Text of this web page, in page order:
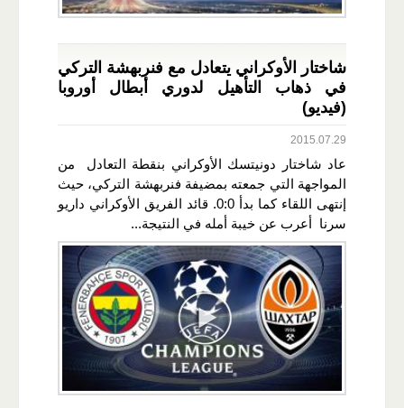
شاختار الأوكراني يتعادل مع فنربهشة التركي
في ذهاب التأهيل لدوري أبطال أوروبا
(فيديو)
2015.07.29
عاد شاختار دونيتسك الأوكراني بنقطة التعادل من
المواجهة التي جمعته بمضيفة فنربهشة التركي، حيث
إنتهى اللقاء كما بدأ 0:0. قائد الفريق الأوكراني داريو
سرنا أعرب عن خيبة أمله في النتيجة...